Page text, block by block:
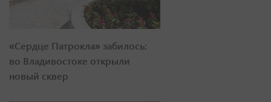
«Сердце Патрокла» забилось:
во Владивостоке открыли
новый сквер